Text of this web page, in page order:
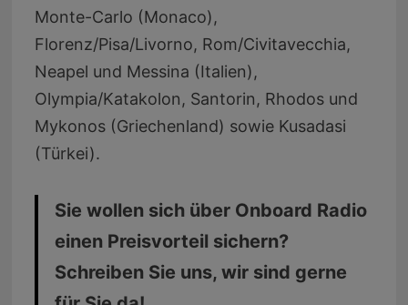
Monte-Carlo (Monaco),
Florenz/Pisa/Livorno, Rom/Civitavecchia,
Neapel und Messina (Italien),
Olympia/Katakolon, Santorin, Rhodos und
Mykonos (Griechenland) sowie Kusadasi
(Türkei).
Sie wollen sich über Onboard Radio
einen Preisvorteil sichern?
Schreiben Sie uns, wir sind gerne